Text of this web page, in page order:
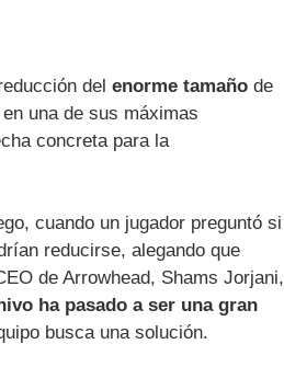
del enorme tamaño de
una de sus máximas
concreta para la
cuando un jugador preguntó si
reducirse, alegando que
de Arrowhead, Shams Jorjani,
ha pasado a ser una gran
busca una solución.